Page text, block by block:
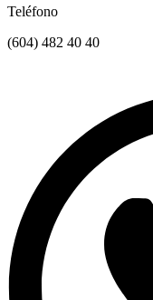
Teléfono
(604) 482 40 40